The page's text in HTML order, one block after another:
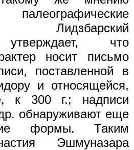
Лидзбарский
что
носит письмо
поставленной в
и относящейся,
к 300 г.; надписи
обнаруживают еще
формы. Таким
Эшмуназара